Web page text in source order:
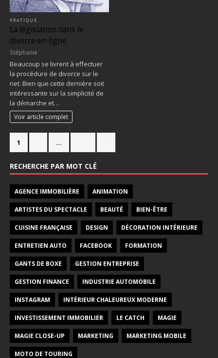
PRATIQUE
La législation dans le
divorce en ligne
Stéphanie
Beaucoup se livrent à effectuer
la procédure de divorce sur le
net. Bien que cette dernière soit
intéressante sur la simplicité de
la démarche et…
Voir article complet
1 …
RECHERCHE PAR MOT CLÉ
AGENCE IMMOBILIÈRE ANIMATION
ARTISTES DU SPECTACLE BEAUTÉ BIEN-ÊTRE
CUISINE FRANÇAISE DESIGN DÉCORATION INTÉRIEURE
ENTRETIEN AUTO FACEBOOK FORMATION
GANTS DE BOXE GESTION ENTREPRISE
GESTION FINANCE INDUSTRIE AUTOMOBILE
INSTAGRAM INTÉRIEUR CHALEUREUX MODERNE
INVESTISSEMENT IMMOBILIER LE CATCH MAGIE
MAGIE CLOSE-UP MARKETING MARKETING MOBILE
MOTO DE TOURING